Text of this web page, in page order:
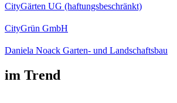
CityGärten UG (haftungsbeschränkt)
CityGrün GmbH
Daniela Noack Garten- und Landschaftsbau
im Trend